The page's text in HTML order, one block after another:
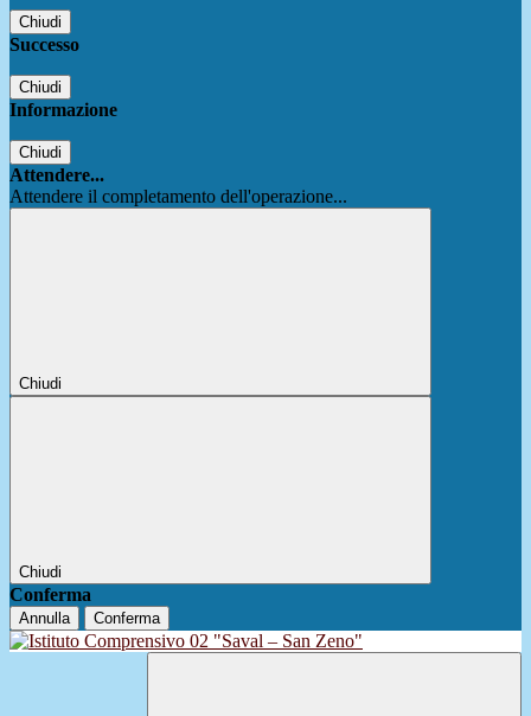
Chiudi
Successo
Chiudi
Informazione
Chiudi
Attendere...
Attendere il completamento dell'operazione...
Chiudi
Chiudi
Conferma
Annulla Conferma